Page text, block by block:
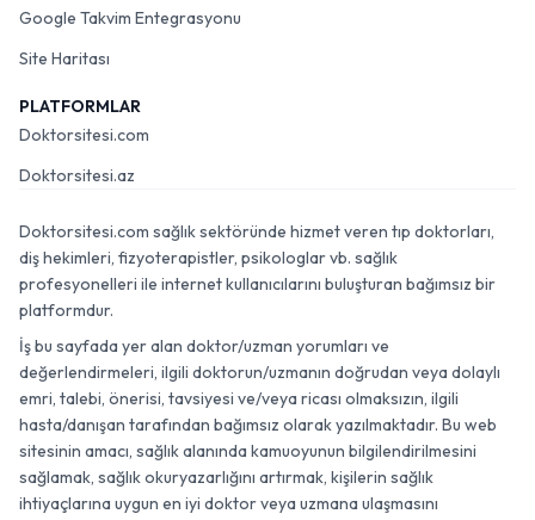
Google Takvim Entegrasyonu
Site Haritası
PLATFORMLAR
Doktorsitesi.com
Doktorsitesi.az
Doktorsitesi.com sağlık sektöründe hizmet veren tıp doktorları,
diş hekimleri, fizyoterapistler, psikologlar vb. sağlık
profesyonelleri ile internet kullanıcılarını buluşturan bağımsız bir
platformdur.
İş bu sayfada yer alan doktor/uzman yorumları ve
değerlendirmeleri, ilgili doktorun/uzmanın doğrudan veya dolaylı
emri, talebi, önerisi, tavsiyesi ve/veya ricası olmaksızın, ilgili
hasta/danışan tarafından bağımsız olarak yazılmaktadır. Bu web
sitesinin amacı, sağlık alanında kamuoyunun bilgilendirilmesini
sağlamak, sağlık okuryazarlığını artırmak, kişilerin sağlık
ihtiyaçlarına uygun en iyi doktor veya uzmana ulaşmasını